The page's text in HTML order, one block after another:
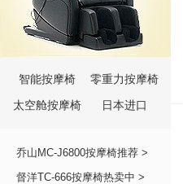
智能按摩椅
零重力按摩椅
太空舱按摩椅
日本进口
乔山MC-J6800按摩椅推荐 >
督洋TC-666按摩椅热卖中 >